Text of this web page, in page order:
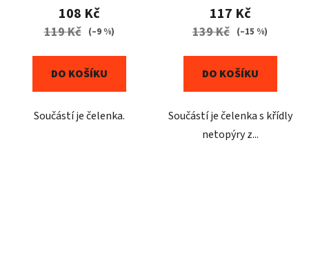
108 Kč
119 Kč (–9 %)
DO KOŠÍKU
Součástí je čelenka.
117 Kč
139 Kč (–15 %)
DO KOŠÍKU
Součástí je čelenka s křídly
netopýry z...